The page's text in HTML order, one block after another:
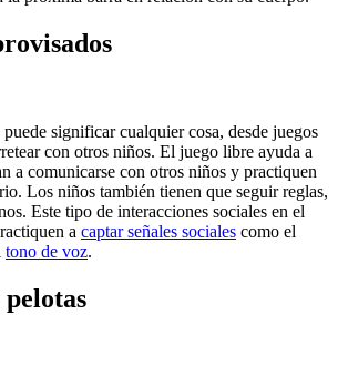
significar cualquier cosa, desde juegos
con otros niños. El juego libre ayuda a
a comunicarse con otros niños y practiquen
Los niños también tienen que seguir reglas,
Este tipo de interacciones sociales en el
a captar señales sociales como el
tono de voz.
pelotas